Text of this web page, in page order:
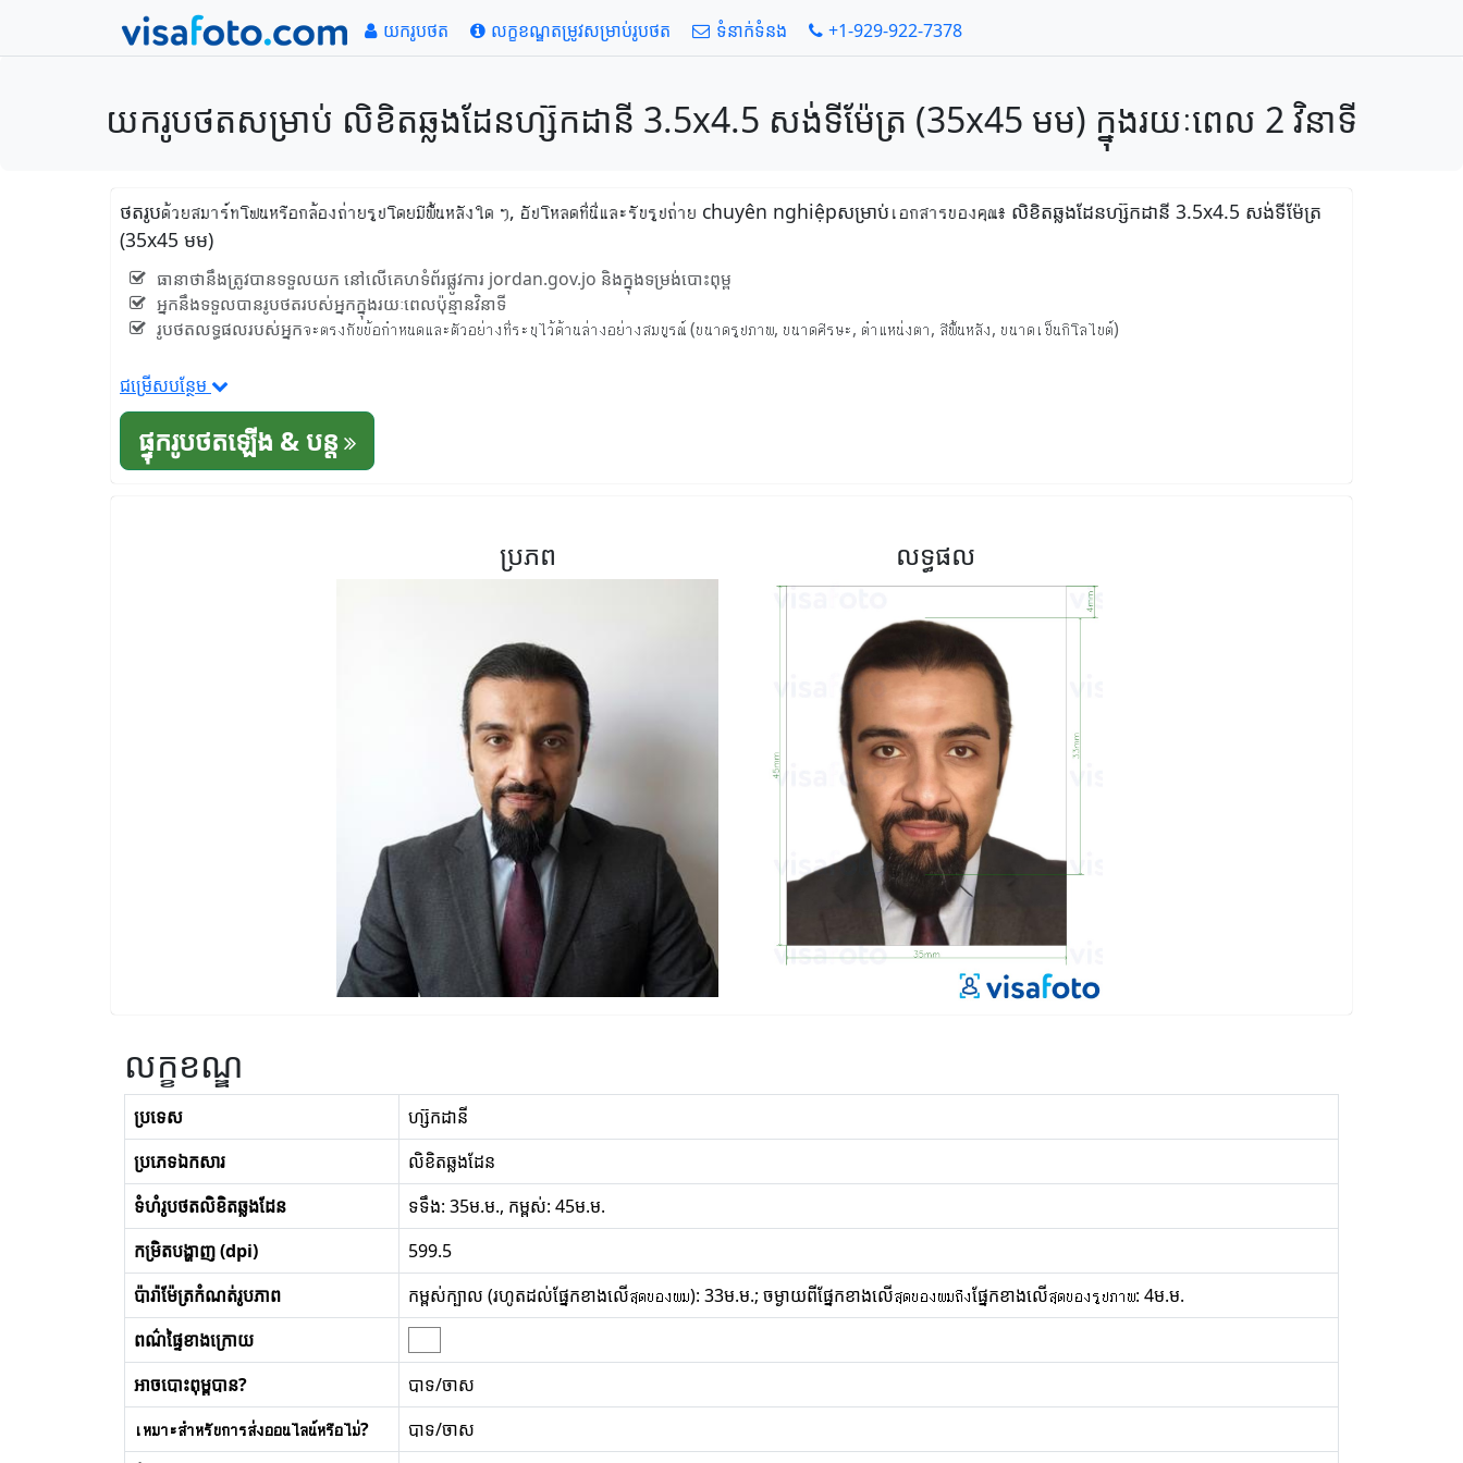
យករូបថត លក្ខខណ្ឌតម្រូវសម្រាប់រូបថត ទំនាក់ទំនង +1-929-922-7378
យករូបថតសម្រាប់ លិខិតឆ្លងដែនហ្ស៊កដានី 3.5x4.5 សង់ទីម៉ែត្រ (35x45 មម) ក្នុងរយៈពេល 2 វិនាទី
ថតរូបด้วยสมาร์ทโฟนหรือกล้องถ่ายรูปโดยมีพื้นหลังใด ๆ, อัปโหลดที่นี่และรับรูปถ่าย chuyên nghiệpសម្រាប់เอกสารของคุณ៖ លិខិតឆ្លងដែនហ្ស៊កដានី 3.5x4.5 សង់ទីម៉ែត្រ
(35x45 មម)
ធានាថានឹងត្រូវបានទទួលយក នៅលើគេហទំព័រផ្លូវការ jordan.gov.jo និងក្នុងទម្រង់បោះពុម្ព
អ្នកនឹងទទួលបានរូបថតរបស់អ្នកក្នុងរយៈពេលប៉ុន្មានវិនាទី
រូបថតលទ្ធផលរបស់អ្នកจะตรงกับข้อกำหนดและตัวอย่างที่ระบุไว้ด้านล่างอย่างสมบูรณ์ (ขนาดรูปภาพ, ขนาดศีรษะ, ตำแหน่งตา, สีพื้นหลัง, ขนาดเป็นกิโลไบต์)
ជម្រើសបន្ថែម
ផ្ទុករូបថតឡើង & បន្ត
ប្រភព លទ្ធផល
លក្ខខណ្ឌ
ប្រទេស
ហ្ស៊កដានី
ប្រភេទឯកសារ
លិខិតឆ្លងដែន
ទំហំរូបថតលិខិតឆ្លងដែន
ទទឹង: 35ម.ម., កម្ពស់: 45ម.ម.
កម្រិតបង្ហាញ (dpi)
599.5
ប៉ារ៉ាម៉ែត្រកំណត់រូបភាព
កម្ពស់ក្បាល (រហូតដល់ផ្នែកខាងលើสุดของผม): 33ម.ម.; ចម្ងាយពីផ្នែកខាងលើสุดของผมถึงផ្នែកខាងលើสุดของรูปภาพ: 4ម.ម.
ពណ៌ផ្ទៃខាងក្រោយ
អាចបោះពុម្ពបាន?
បាទ/ចាស
เหมาะสำหรับการส่งออนไลน์หรือไม่?
បាទ/ចាស